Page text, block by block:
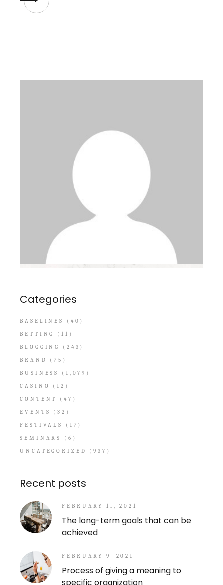
Categories
BASELINES
(40)
BETTING
(11)
BLOGGING
(243)
BRAND
(75)
BUSINESS
(1,079)
CASINO
(12)
CONTENT
(47)
EVENTS
(32)
FESTIVALS
(17)
SEMINARS
(6)
UNCATEGORIZED
(937)
Recent posts
FEBRUARY 11, 2021
The long-term goals that can be
achieved
FEBRUARY 9, 2021
Process of giving a meaning to
specific organization